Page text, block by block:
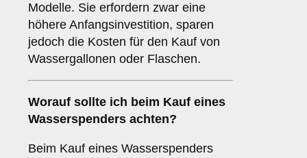
Modelle. Sie erfordern zwar eine
höhere Anfangsinvestition, sparen
jedoch die Kosten für den Kauf von
Wassergallonen oder Flaschen.
Worauf sollte ich beim Kauf eines
Wasserspenders achten?
Beim Kauf eines Wasserspenders